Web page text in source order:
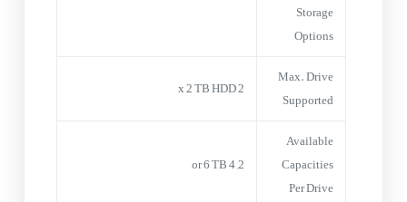
Storage
Options
Max. Drive
Supported
2 x 2 TB HDD
Available
Capacities
Per Drive
2, 4 or 6 TB